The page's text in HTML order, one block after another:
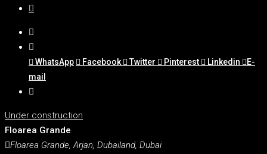
WhatsApp Facebook Twitter Pinterest Linkedin
E-
mail
Under construction
Floarea Grande
Floarea Grande, Arjan, Dubailand, Dubai